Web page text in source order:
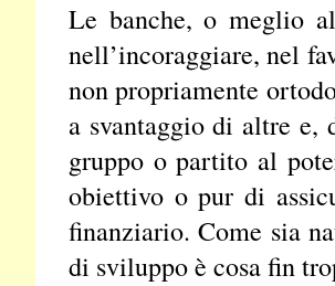
Le banche, o meglio
nell’incoraggiare, nel
non propriamente
a svantaggio di altre
gruppo o partito al
obiettivo o pur di
finanziario. Come sia
di sviluppo è cosa fin